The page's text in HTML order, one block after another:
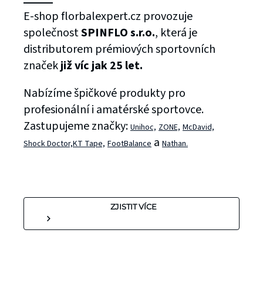
E-shop florbalexpert.cz provozuje
společnostSPINFLO s.r.o., která je
distributorem prémiových sportovních
značekjiž víc jak 25 let.
Nabízíme špičkové produkty pro
profesionální i amatérské sportovce.
Zastupujeme značky: Unihoc, ZONE, McDavid,
Shock Doctor,KT Tape, FootBalance a Nathan.
ZJISTIT VÍCE